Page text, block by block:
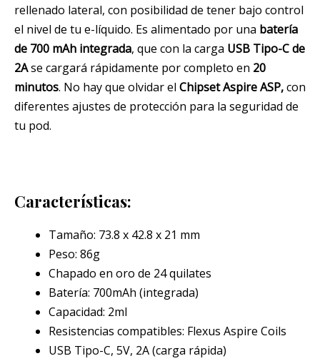
rellenado lateral, con posibilidad de tener bajo control
el nivel de tu e-líquido. Es alimentado por una batería
de 700 mAh integrada, que con la carga USB Tipo-C de
2Ase cargará rápidamente por completo en 20
minutos. No hay que olvidar el Chipset Aspire ASP,con
diferentes ajustes de protección para la seguridad de
tu pod.
Características:
Tamaño: 73.8 x 42.8 x 21 mm
Peso: 86g
Chapado en oro de 24 quilates
Batería: 700mAh (integrada)
Capacidad: 2ml
Resistencias compatibles: Flexus Aspire Coils
USB Tipo-C, 5V, 2A (carga rápida)